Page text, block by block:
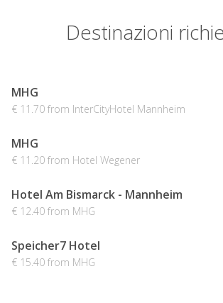
Destinazioni
MHG
€ 11.70 from InterCityHotel Mannheim
MHG
€ 11.20 from Hotel Wegener
Hotel Am Bismarck - Mannheim
€ 12.40 from MHG
Speicher7 Hotel
€ 15.40 from MHG